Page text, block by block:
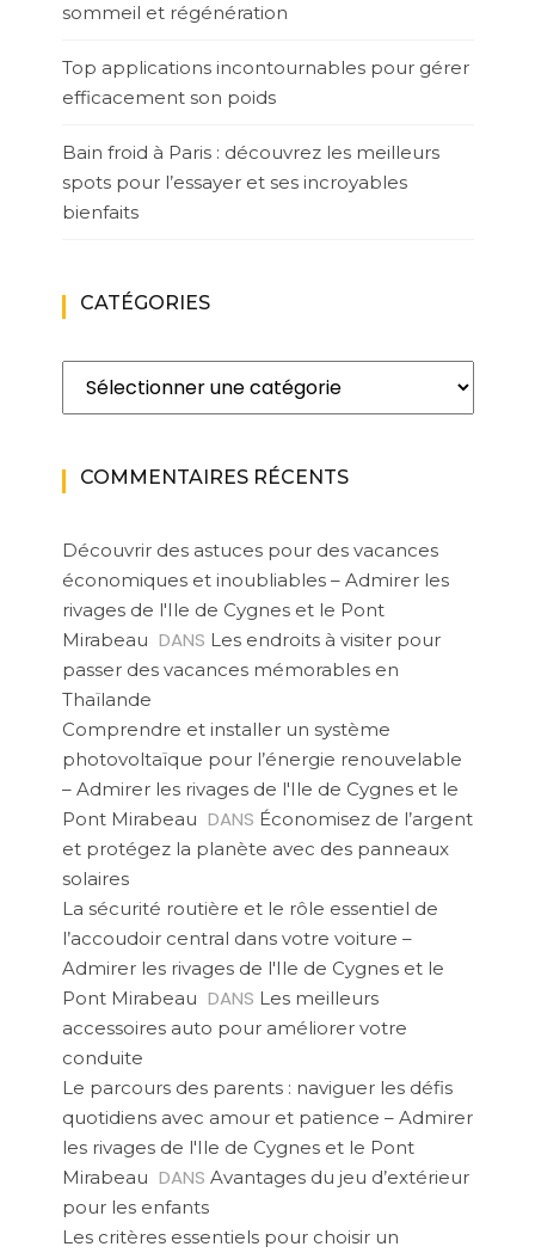
sommeil et régénération
Top applications incontournables pour gérer
efficacement son poids
Bain froid à Paris : découvrez les meilleurs
spots pour l’essayer et ses incroyables
bienfaits
CATÉGORIES
Catégories
COMMENTAIRES RÉCENTS
Découvrir des astuces pour des vacances
économiques et inoubliables – Admirer les
rivages de l'Ile de Cygnes et le Pont
Mirabeau DANS Les endroits à visiter pour
passer des vacances mémorables en
Thaïlande
Comprendre et installer un système
photovoltaïque pour l’énergie renouvelable
– Admirer les rivages de l'Ile de Cygnes et le
Pont Mirabeau DANS Économisez de l’argent
et protégez la planète avec des panneaux
solaires
La sécurité routière et le rôle essentiel de
l’accoudoir central dans votre voiture –
Admirer les rivages de l'Ile de Cygnes et le
Pont Mirabeau DANS Les meilleurs
accessoires auto pour améliorer votre
conduite
Le parcours des parents : naviguer les défis
quotidiens avec amour et patience – Admirer
les rivages de l'Ile de Cygnes et le Pont
Mirabeau DANS Avantages du jeu d’extérieur
pour les enfants
Les critères essentiels pour choisir un